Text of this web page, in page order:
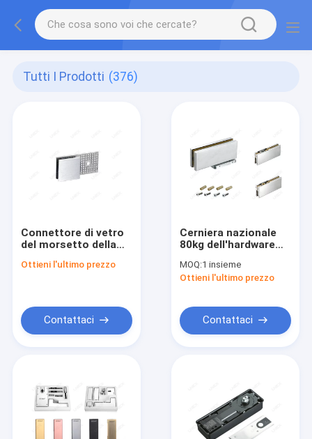
Tutti I Prodotti (376)
Connettore di vetro
del morsetto della
bagno di acciaio
gradi
Ottieni l'ultimo prezzo
Contattaci
Cerniera nazionale
80kg dell'hardware
gradi della primavera
di vetro del
MOQ:1 insieme
Ottieni l'ultimo prezzo
Contattaci